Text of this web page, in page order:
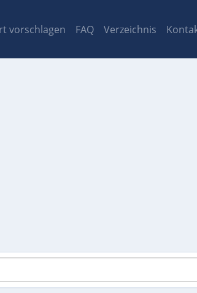
vorschlagen FAQ Verzeichnis